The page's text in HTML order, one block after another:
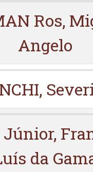
Ros,
Angelo
Júnior,
da